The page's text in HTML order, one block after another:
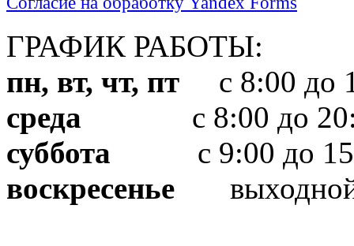
ГРАФИК РАБОТЫ:
пн, вт, чт, пт с 8:00 до
среда с 8:00 до
суббота с 9:00 до
воскресенье